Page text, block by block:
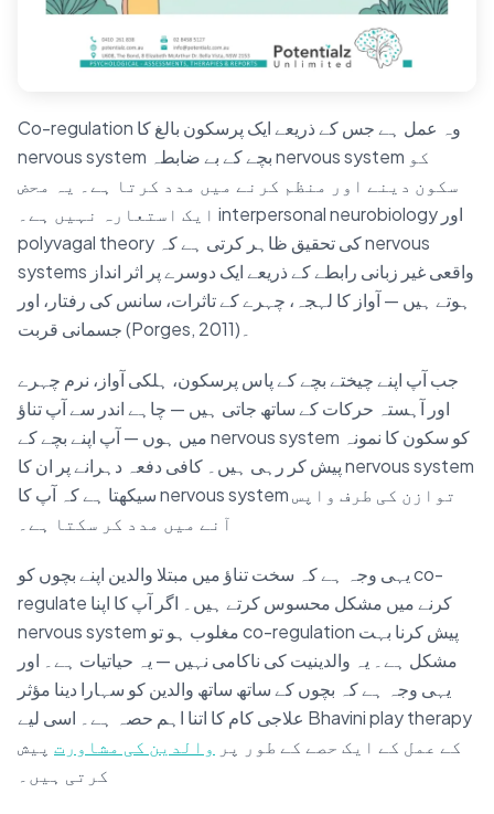
Co-regulation وہ عمل ہے جس کے ذریعے ایک پرسکون بالغ کا
nervous system بچے کے بے ضابطہ nervous system کو
سکون دینے اور منظم کرنے میں مدد کرتا ہے۔ یہ محض
ایک استعارہ نہیں ہے۔ interpersonal neurobiology اور
polyvagal theory کی تحقیق ظاہر کرتی ہے کہ nervous
systems واقعی غیر زبانی رابطے کے ذریعے ایک دوسرے پر اثر انداز
ہوتے ہیں — آواز کا لہجہ، چہرے کے تاثرات، سانس کی رفتار، اور
جب آپ اپنے چیختے بچے کے پاس پرسکون، ہلکی آواز، نرم چہرے
اور آہستہ حرکات کے ساتھ جاتی ہیں — چاہے اندر سے آپ تناؤ
میں ہوں — آپ اپنے بچے کے nervous system کو سکون کا نمونہ
پیش کر رہی ہیں۔ کافی دفعہ دہرانے پر ان کا nervous system
سیکھتا ہے کہ آپ کا nervous system توازن کی طرف واپس
آنے میں مدد کر سکتا ہے۔
یہی وجہ ہے کہ سخت تناؤ میں مبتلا والدین اپنے بچوں کو co-
regulate کرنے میں مشکل محسوس کرتے ہیں۔ اگر آپ کا اپنا
nervous system مغلوب ہو تو co-regulation پیش کرنا بہت
مشکل ہے۔ یہ والدینیت کی ناکامی نہیں — یہ حیاتیات ہے۔ اور
یہی وجہ ہے کہ بچوں کے ساتھ ساتھ والدین کو سہارا دینا مؤثر
علاجی کام کا اتنا اہم حصہ ہے۔ اسی لیے Bhavini play therapy
کے عمل کے ایک حصے کے طور پر والدین کی مشاورت پیش
کرتی ہیں۔